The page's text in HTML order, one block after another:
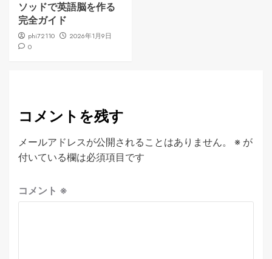
ソッドで英語脳を作る
完全ガイド
phi72110
2026年1月9日
0
コメントを残す
メールアドレスが公開されることはありません。 ※ が
付いている欄は必須項目です
コメント ※